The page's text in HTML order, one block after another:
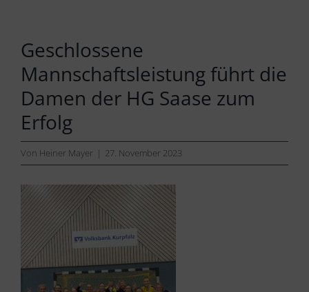
Geschlossene
Mannschaftsleistung führt die
Damen der HG Saase zum
Erfolg
Von Heiner Mayer | 27. November 2023